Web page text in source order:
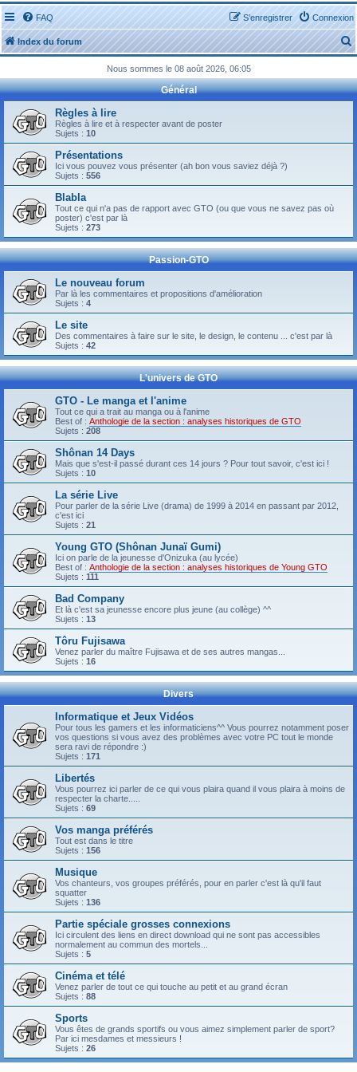
FAQ Connexion
S’enregistrer
Index du forum
e
c
Nous sommes le 08 août 2026, 06:05
Général
Règles à lire
Règles à lire et à respecter avant de poster
Sujets : 10
Présentations
Ici vous pouvez vous présenter (ah bon vous saviez déjà ?)
Sujets : 556
Blabla
Tout ce qui n'a pas de rapport avec GTO (ou que vous ne savez pas où
poster) c'est par là
Sujets : 273
Passion-GTO
Le nouveau forum
Par là les commentaires et propositions d'amélioration
Sujets : 4
Le site
Des commentaires à faire sur le site, le design, le contenu ... c'est par là
Sujets : 42
L'univers de GTO
GTO - Le manga et l'anime
Tout ce qui a trait au manga ou à l'anime
Best of : Anthologie de la section : analyses historiques de GTO
Sujets : 208
Shônan 14 Days
Mais que s'est-il passé durant ces 14 jours ? Pour tout savoir, c'est ici !
Sujets : 10
La série Live
Pour parler de la série Live (drama) de 1999 à 2014 en passant par 2012,
c'est ici
Sujets : 21
Young GTO (Shônan Junaï Gumi)
Ici on parle de la jeunesse d'Onizuka (au lycée)
Best of : Anthologie de la section : analyses historiques de Young GTO
Sujets : 111
Bad Company
Et là c'est sa jeunesse encore plus jeune (au collège) ^^
Sujets : 13
Tôru Fujisawa
Venez parler du maître Fujisawa et de ses autres mangas...
Sujets : 16
Divers
Informatique et Jeux Vidéos
Pour tous les gamers et les informaticiens^^ Vous pourrez notamment poser
vos questions si vous avez des problèmes avec votre PC tout le monde
sera ravi de répondre :)
Sujets : 171
Libertés
Vous pourrez ici parler de ce qui vous plaira quand il vous plaira à moins de
respecter la charte.....
Sujets : 69
Vos manga préférés
Tout est dans le titre
Sujets : 156
Musique
Vos chanteurs, vos groupes préférés, pour en parler c'est là qu'il faut
squatter
Sujets : 136
Partie spéciale grosses connexions
Ici circulent des liens en direct download qui ne sont pas accessibles
normalement au commun des mortels...
Sujets : 5
Cinéma et télé
Venez parler de tout ce qui touche au petit et au grand écran
Sujets : 88
Sports
Vous êtes de grands sportifs ou vous aimez simplement parler de sport?
Par ici mesdames et messieurs !
Sujets : 26